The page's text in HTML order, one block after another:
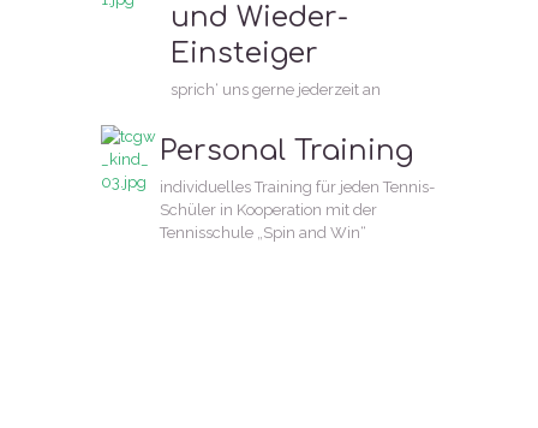
und Wieder-
Einsteiger
sprich‘ uns gerne jederzeit an
Personal Training
individuelles Training für jeden Tennis-
Schüler in Kooperation mit der
Tennisschule „Spin and Win“